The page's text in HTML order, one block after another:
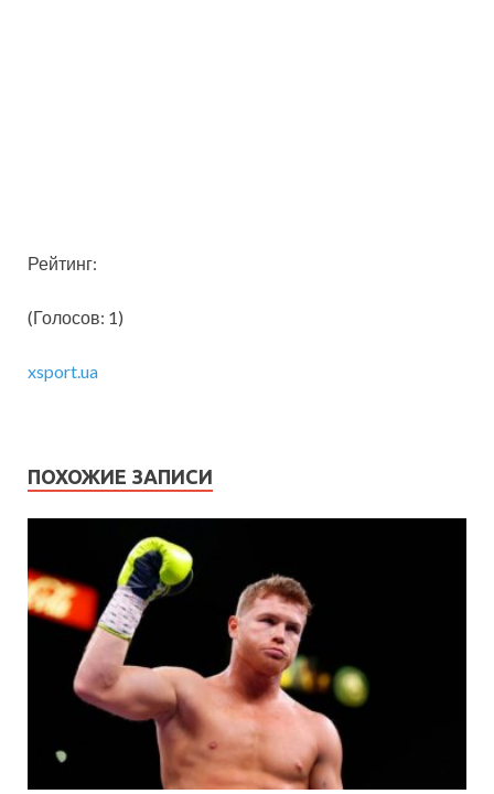
Рейтинг:
(Голосов: 1)
xsport.ua
ПОХОЖИЕ ЗАПИСИ